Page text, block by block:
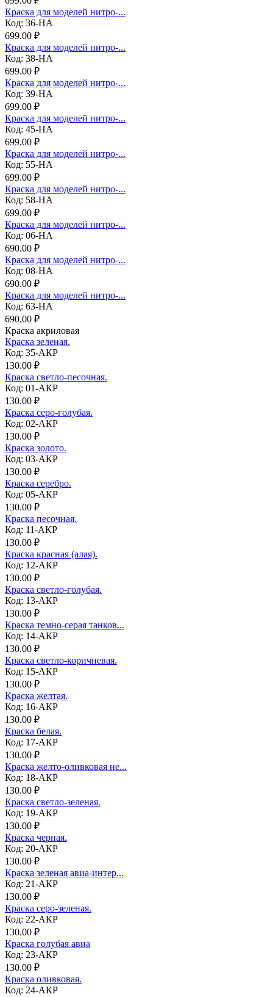
Краска для моделей нитро-...
Код: 36-НА
699.00 ₽
Краска для моделей нитро-...
Код: 38-НА
699.00 ₽
Краска для моделей нитро-...
Код: 39-НА
699.00 ₽
Краска для моделей нитро-...
Код: 45-НА
699.00 ₽
Краска для моделей нитро-...
Код: 55-НА
699.00 ₽
Краска для моделей нитро-...
Код: 58-НА
699.00 ₽
Краска для моделей нитро-...
Код: 06-НА
690.00 ₽
Краска для моделей нитро-...
Код: 08-НА
690.00 ₽
Краска для моделей нитро-...
Код: 63-НА
690.00 ₽
Краска акриловая
Краска зеленая.
Код: 35-АКР
130.00 ₽
Краска светло-песочная.
Код: 01-АКР
130.00 ₽
Краска серо-голубая.
Код: 02-АКР
130.00 ₽
Краска золото.
Код: 03-АКР
130.00 ₽
Краска серебро.
Код: 05-АКР
130.00 ₽
Краска песочная.
Код: 11-АКР
130.00 ₽
Краска красная (алая).
Код: 12-АКР
130.00 ₽
Краска светло-голубая.
Код: 13-АКР
130.00 ₽
Краска темно-серая танков...
Код: 14-АКР
130.00 ₽
Краска светло-коричневая.
Код: 15-АКР
130.00 ₽
Краска желтая.
Код: 16-АКР
130.00 ₽
Краска белая.
Код: 17-АКР
130.00 ₽
Краска желто-оливковая не...
Код: 18-АКР
130.00 ₽
Краска светло-зеленая.
Код: 19-АКР
130.00 ₽
Краска черная.
Код: 20-АКР
130.00 ₽
Краска зеленая авиа-интер...
Код: 21-АКР
130.00 ₽
Краска серо-зеленая.
Код: 22-АКР
130.00 ₽
Краска голубая авиа
Код: 23-АКР
130.00 ₽
Краска оливковая.
Код: 24-АКР